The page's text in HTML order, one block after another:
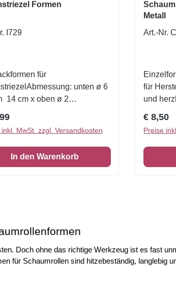
Formen
I729
für
unten ø 6
14 cm x oben ø 2
perfekt für die Herstellung
und herzhaften
Packung mit 4
Rezept
Preis:
inkl. MwSt. zzgl. Versandkosten
In den Warenkorb
Metall
Art.-Nr.
für
und
€ 8,50
Preise
Doch ohne das richtige Werkzeug ist es fast
für Schaumrollen sind hitzebeständig, langlebig